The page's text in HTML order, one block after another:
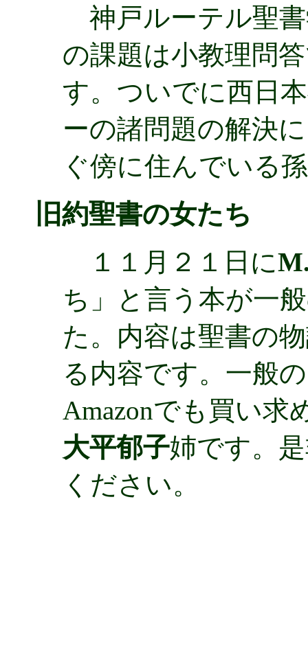
神戸ルーテル聖
の課題は小教理問
す。ついでに西日
ーの諸問題の解決
ぐ傍に住んでいる
旧約聖書の女たち
１１月２１日に
ち」と言う本が一
た。内容は聖書の
る内容です。一般
Amazonでも買い求
大平郁子姉です。
ください。